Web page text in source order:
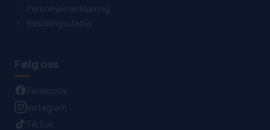
Personvernerklæring
Bestillingsstatus
Følg oss
Facebook
Instagram
TikTok